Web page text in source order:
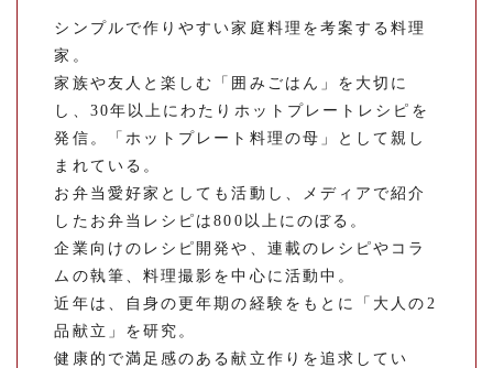
シンプルで作りやすい家庭料理を考案する料理
家。
家族や友人と楽しむ「囲みごはん」を大切に
し、30年以上にわたりホットプレートレシピを
発信。「ホットプレート料理の母」として親し
まれている。
お弁当愛好家としても活動し、メディアで紹介
したお弁当レシピは800以上にのぼる。
企業向けのレシピ開発や、連載のレシピやコラ
ムの執筆、料理撮影を中心に活動中。
近年は、自身の更年期の経験をもとに「大人の2
品献立」を研究。
健康的で満足感のある献立作りを追求してい